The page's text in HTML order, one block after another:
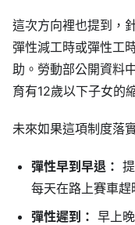
這次方向裡也提到，
彈性減工時或彈性工
助。勞動部公開資料
育有12歲以下子女的
未來如果這項制度落
彈性早到早退：
每天在路上賽車趕
彈性遲到： 早上